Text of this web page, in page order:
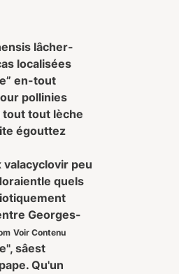
lâcher-
localisées
en-tout
pollinies
tout tout lèche
égouttez
peu
quels
Georges-
Voir Contenu
sâest
Qu'un